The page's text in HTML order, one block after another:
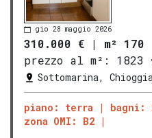
gio 28 maggio 2026
310.000 € | m² 170
prezzo al m²:
1823
Sottomarina,
piano: terra
bagni:
zona OMI: B2